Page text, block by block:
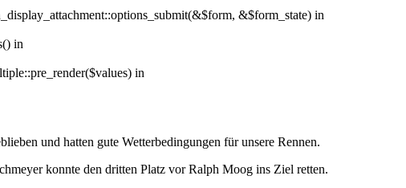
&$form_state) in
in
in
und hatten gute Wetterbedingungen für unsere Rennen.
konnte den dritten Platz vor Ralph Moog ins Ziel retten.